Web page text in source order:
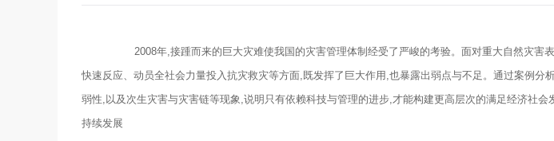
2008年,接踵而来的巨大灾难使我国的灾害管理体制经受了严峻的考验。面对重大自然灾害表
快速反应、动员全社会力量投入抗灾救灾等方面,既发挥了巨大作用,也暴露出弱点与不足。通过案例分
弱性,以及次生灾害与灾害链等现象,说明只有依赖科技与管理的进步,才能构建更高层次的满足经济社
持续发展